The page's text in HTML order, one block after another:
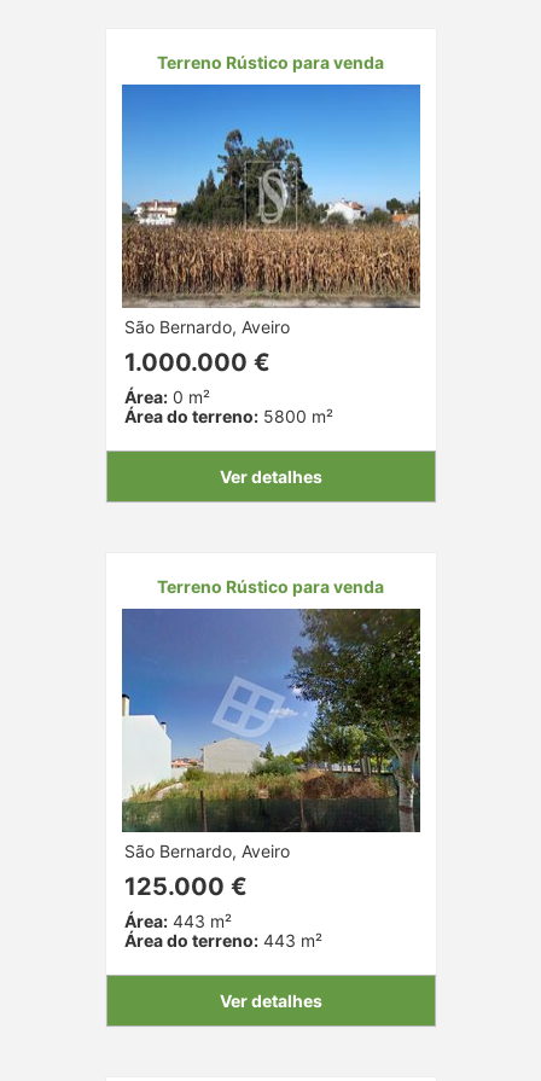
Terreno Rústico para venda
São Bernardo, Aveiro
1.000.000 €
Área:0 m²
Área do terreno:5800 m²
Ver detalhes
Terreno Rústico para venda
São Bernardo, Aveiro
125.000 €
Área:443 m²
Área do terreno:443 m²
Ver detalhes